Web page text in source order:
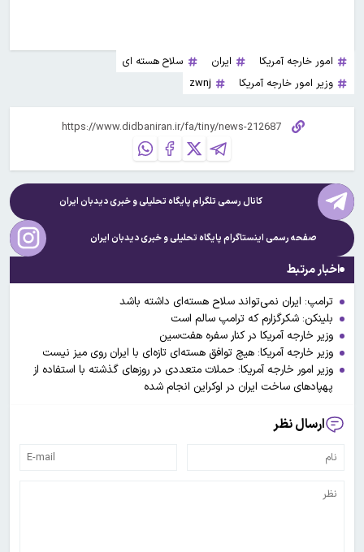
امور خارجه آمریکا ایران
سلاح هسته ای
وزیر امور خارجه آمریکا
zwnj
کانال رسمی تلگرام پایگاه تحلیلی و خبریدیدبان ایران
صفحه رسمی اینستاگرام پایگاه تحلیلی و خبریدیدبان ایران
اخبار مرتبط
ترامپ: ایران نمی‌تواند سلاح هسته‌ای داشته باشد
بلینکن: شکرگزارم که ترامپ سالم است
وزیر خارجه آمریکا در کنار سفره هفت‎‌سین
وزیر خارجه آمریکا: هیچ توافق هسته‌ای تازه‌ای با ایران روی میز نیست
وزیر امور خارجه آمریکا: حملات متعددی در روز‌های گذشته با استفاده از
پهپاد‌های ساخت ایران در اوکراین انجام شده
ارسال نظر